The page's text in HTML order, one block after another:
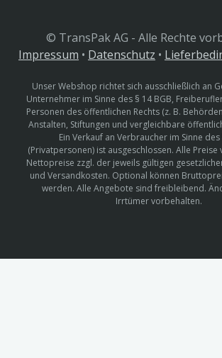
© TransPak AG - Alle Rechte
Impressum • Datenschutz •
Unser Webshop richtet sich ausschließlich an
Unternehmer im Sinne des § 14 BGB,
Personen des öffentlichen Rechts (z. B.
Anstalten, Stiftungen und vergleichbare
Ein Verkauf an Verbraucher im Sinne des
(Privatpersonen) ist ausgeschlossen. Alle Preise
Nettopreise zzgl. der jeweils gültigen
und Versandkosten. Optional können
werden. Alle Angebote sind freibleibend.
Irrtümer vorbehalten.